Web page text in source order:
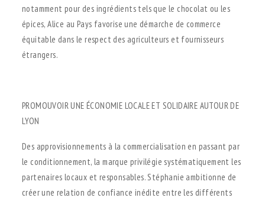
notamment pour des ingrédients tels que le chocolat ou les
épices, Alice au Pays favorise une démarche de commerce
équitable dans le respect des agriculteurs et fournisseurs
étrangers.
PROMOUVOIR UNE ÉCONOMIE LOCALE ET SOLIDAIRE AUTOUR DE
LYON
Des approvisionnements à la commercialisation en passant par
le conditionnement, la marque privilégie systématiquement les
partenaires locaux et responsables. Stéphanie ambitionne de
créer une relation de confiance inédite entre les différents